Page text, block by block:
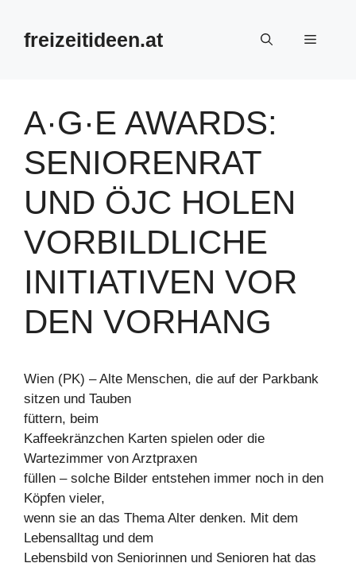
Inhalt
springenfreizeitideen.at Menü
A·G·E AWARDS:
SENIORENRAT
UND ÖJC HOLEN
VORBILDLICHE
INITIATIVEN VOR
DEN VORHANG
Wien (PK) – Alte Menschen, die auf der Parkbank
sitzen und Tauben
füttern, beim
Kaffeekränzchen Karten spielen oder die
Wartezimmer von Arztpraxen
füllen – solche Bilder entstehen immer noch in den
Köpfen vieler,
wenn sie an das Thema Alter denken. Mit dem
Lebensalltag und dem
Lebensbild von Seniorinnen und Senioren hat das